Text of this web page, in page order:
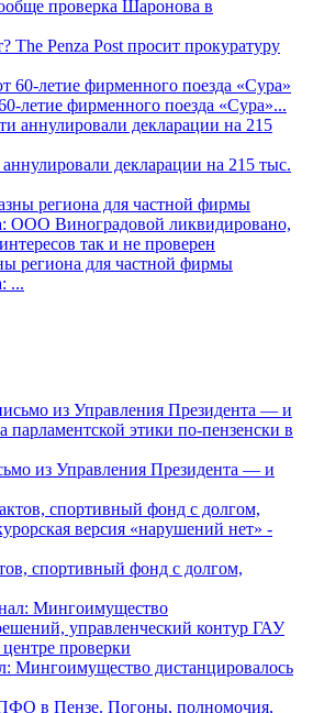
The Penza Post просит прокуратуру
летие фирменного поезда «Сура»...
декларации на 215 тыс.
региона для частной фирмы
...
из Управления Президента — и
спортивный фонд с долгом,
Мингоимущество дистанцировалось